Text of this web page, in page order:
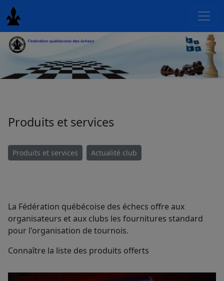
Produits et services
Produits et services Actualité club
La Fédération québécoise des échecs offre aux
organisateurs et aux clubs les fournitures standard
pour l'organisation de tournois.
Connaître la liste des produits offerts